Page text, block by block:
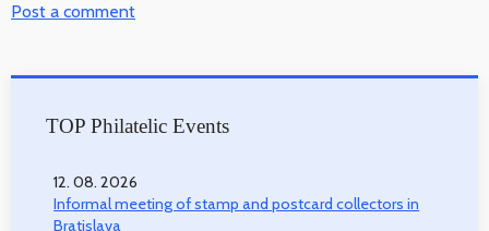
Post a comment
TOP Philatelic Events
12. 08. 2026
Informal meeting of stamp and postcard collectors in
Bratislava